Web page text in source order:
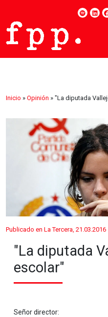
Inicio » Opinión » "La diputada
Publicado en La Tercera, 21.03.2016
"La diputada
escolar"
Señor director: